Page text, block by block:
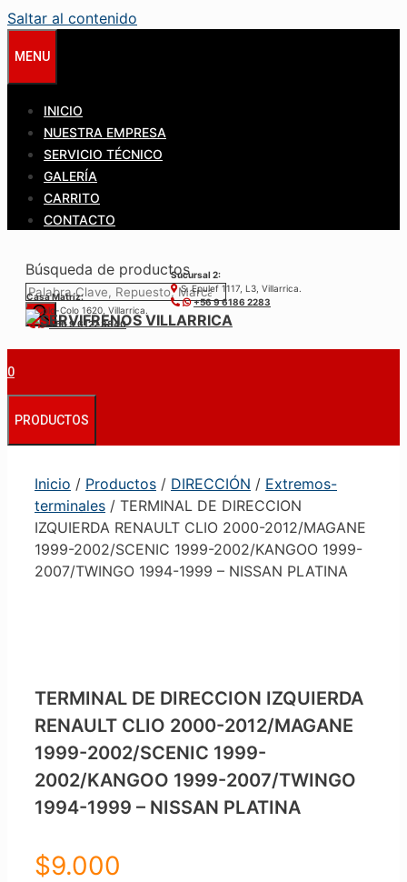
Saltar al contenido
MENU
INICIO
NUESTRA EMPRESA
SERVICIO TÉCNICO
GALERÍA
CARRITO
CONTACTO
Búsqueda de productos
Casa Matríz:
Colo-Colo 1620, Villarrica.
+56 9 6122 3840
Sucursal 2:
S. Epulef 1117, L3, Villarrica.
+56 9 6186 2283
0
PRODUCTOS
Inicio / Productos / DIRECCIÓN / Extremos-
terminales / TERMINAL DE DIRECCION
IZQUIERDA RENAULT CLIO 2000-2012/MAGANE
1999-2002/SCENIC 1999-2002/KANGOO 1999-
2007/TWINGO 1994-1999 – NISSAN PLATINA
TERMINAL DE DIRECCION IZQUIERDA
RENAULT CLIO 2000-2012/MAGANE
1999-2002/SCENIC 1999-
2002/KANGOO 1999-2007/TWINGO
1994-1999 – NISSAN PLATINA
$9.000